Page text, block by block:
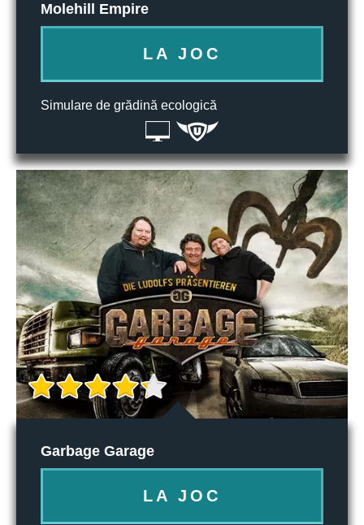
Molehill Empire
LA JOC
Simulare de grădină ecologică
Garbage Garage
LA JOC